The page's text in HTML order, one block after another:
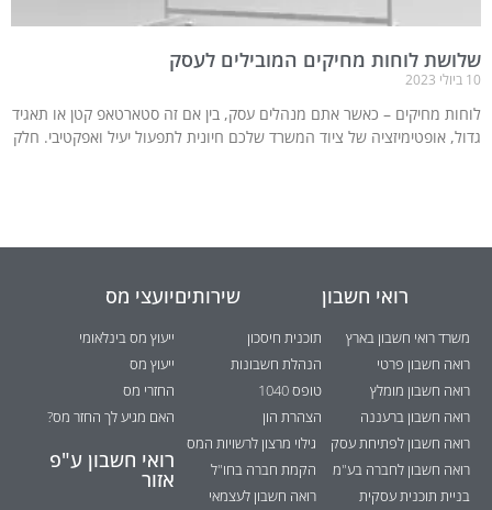
שלושת לוחות מחיקים המובילים לעסק
10 ביולי 2023
לוחות מחיקים – כאשר אתם מנהלים עסק, בין אם זה סטארטאפ קטן או תאגיד
גדול, אופטימיזציה של ציוד המשרד שלכם חיונית לתפעול יעיל ואפקטיבי. חלק
רואי חשבון
משרד רואי חשבון בארץ
רואה חשבון פרטי
רואה חשבון מומלץ
רואה חשבון ברעננה
רואה חשבון לפתיחת עסק
רואה חשבון לחברה בע"מ
בניית תוכנית עסקית
שירותים
תוכנית חיסכון
הנהלת חשבונות
טופס 1040
הצהרת הון
גילוי מרצון לרשויות המס
הקמת חברה בחו"ל
רואה חשבון לעצמאי
יועצי מס
ייעוץ מס בינלאומי
ייעוץ מס
החזרי מס
האם מגיע לך החזר מס?
רואי חשבון ע"פ
אזור